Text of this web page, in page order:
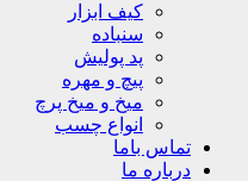
کیف ابزار
سنباده
پد پولیش
پیچ و مهره
میخ و میخ پرچ
انواع چسب
تماس باما
درباره ما